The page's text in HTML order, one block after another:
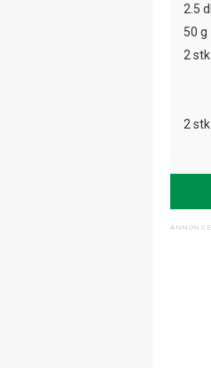
2.5 dl
50 g
2 stk
2 stk